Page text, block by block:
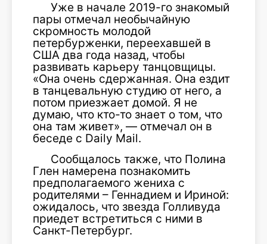
Уже в начале 2019-го знакомый
пары отмечал необычайную
скромность молодой
петербурженки, переехавшей в
США два года назад, чтобы
развивать карьеру танцовщицы.
«Она очень сдержанная. Она ездит
в танцевальную студию от него, а
потом приезжает домой. Я не
думаю, что кто-то знает о том, что
она там живет», — отмечал он в
беседе с Daily Mail.
Сообщалось также, что Полина
Глен намерена познакомить
предполагаемого жениха с
родителями – Геннадием и Ириной:
ожидалось, что звезда Голливуда
приедет встретиться с ними в
Санкт-Петербург.